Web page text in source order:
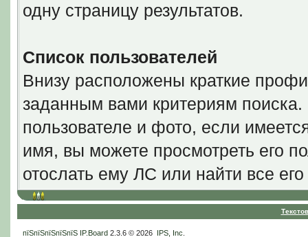
одну страницу результатов.
Список пользователей
Внизу расположены краткие
заданным вами критериям
пользователе и фото, если
имя, вы можете просмотреть его
отослать ему ЛС или найти все
пїЅпїЅпїЅпїЅпїЅ IP.Board2.3.6 © 2026 IPS, Inc